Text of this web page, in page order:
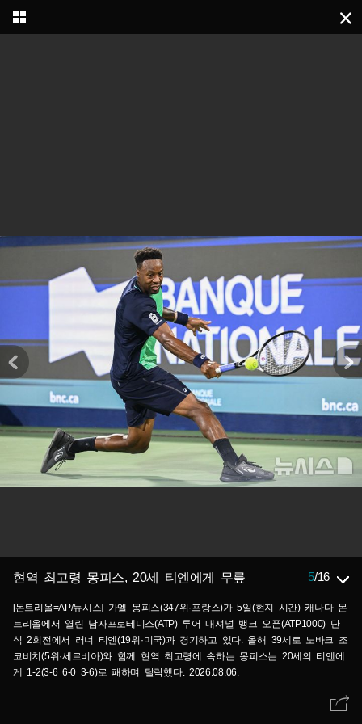
현역 최고령 몽피스, 20세 티엔에게 무릎 5/16
[몬트리올=AP/뉴시스] 가엘 몽피스(347위·프랑스)가 5일(현지 시간) 캐나다 몬
트리올에서 열린 남자프로테니스(ATP) 투어 내셔널 뱅크 오픈(ATP1000) 단
식 2회전에서 러너 티엔(19위·미국)과 경기하고 있다. 올해 39세로 노바크 조
코비치(5위·세르비아)와 함께 현역 최고령에 속하는 몽피스는 20세의 티엔에
게 1-2(3-6 6-0 3-6)로 패하며 탈락했다. 2026.08.06.